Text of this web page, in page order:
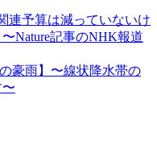
連予算は減っていないけ
Nature記事のNHK報道
の豪雨】〜線状降水帯の